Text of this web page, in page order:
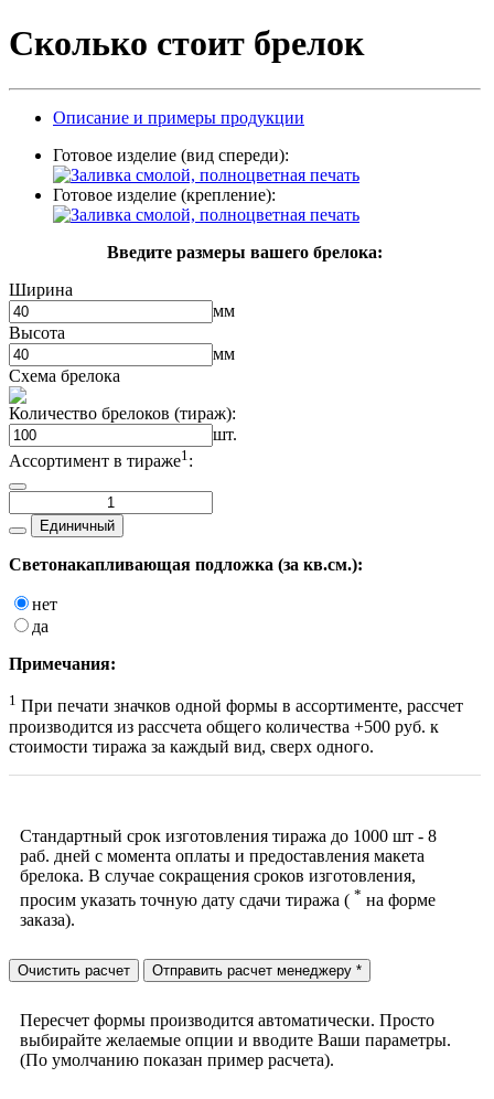
Сколько стоит брелок
Описание и примеры продукции
Готовое изделие (вид спереди):
Готовое изделие (крепление):
Введите размеры вашего брелока:
Ширина
мм
Высота
мм
Схема брелока
Количество брелоков (тираж):
шт.
Ассортимент в тираже1 :
Единичный
Светонакапливающая подложка (за кв.см.):
нет
да
Примечания:
1 При печати значков одной формы в ассортименте, рассчет
производится из рассчета общего количества +500 руб. к
стоимости тиража за каждый вид, сверх одного.
Стандартный срок изготовления тиража до 1000 шт - 8
раб. дней с момента оплаты и предоставления макета
брелока. В случае сокращения сроков изготовления,
просим указать точную дату сдачи тиража ( * на форме
заказа).
Очистить расчет Отправить расчет менеджеру *
Пересчет формы производится автоматически. Просто
выбирайте желаемые опции и вводите Ваши параметры.
(По умолчанию показан пример расчета).